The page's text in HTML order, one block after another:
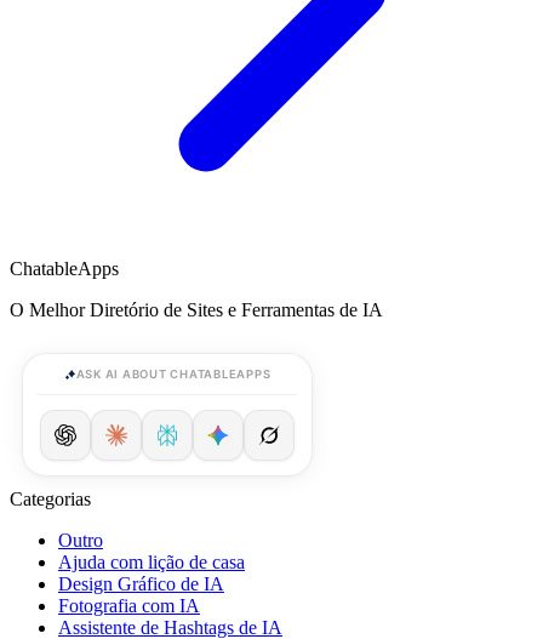
ChatableApps
O Melhor Diretório de Sites e Ferramentas de IA
ASK AI ABOUT CHATABLEAPPS
Categorias
Outro
Ajuda com lição de casa
Design Gráfico de IA
Fotografia com IA
Assistente de Hashtags de IA